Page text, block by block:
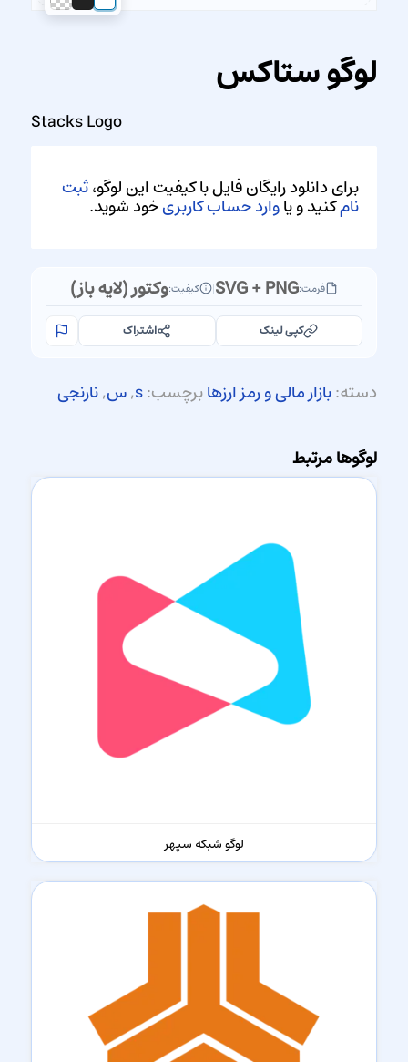
لوگو ستاکس
Stacks Logo
برای دانلود رایگان فایل با کیفیت این لوگو،ثبت
نامکنید و یاوارد حساب کاربریخود شوید.
فرمت:SVG + PNG
| کیفیت:وکتور (لایه باز)
کپی لینک اشتراک
دسته:بازار مالی و رمز ارزهابرچسب:s
,س,نارنجی
لوگوها مرتبط
لوگو شبکه سپهر